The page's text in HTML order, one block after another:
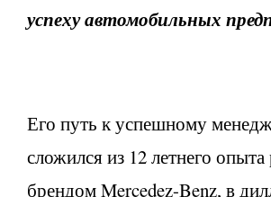
успеху автомобильных
Его путь к успешному
сложился из 12 летнего
брендом Mercedez-Benz, в